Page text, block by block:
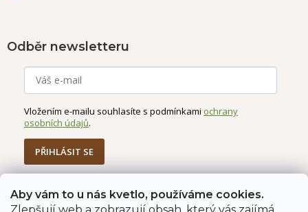
Aby vám to u nás kvetlo, používáme cookies.
Odběr newsletteru
Vložením e-mailu souhlasíte s podmínkami ochrany
osobních údajů.
PŘIHLÁSIT SE